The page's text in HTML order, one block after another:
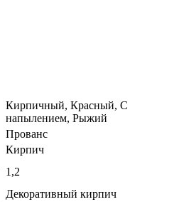
Кирпичный, Красный, С
напылением, Рыжий
Прованс
Кирпич
1,2
Декоративный кирпич